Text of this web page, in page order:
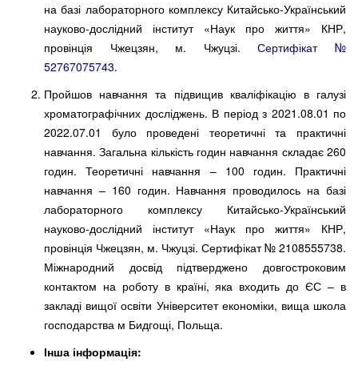
на базі лабораторного комплексу Китайсько-Український
науково-дослідний інститут «Наук про життя» КНР,
провінція Чжецзян, м. Чжуцзі.Сертифікат №
52767075743.
Пройшов навчання та підвищив кваліфікацію в галузі
хроматографічних досліджень. В період з 2021.08.01 по
2022.07.01 було проведені теоретичні та практичні
навчання. Загальна кількість годин навчання складає 260
годин. Теоретичні навчання – 100 годин. Практичні
навчання – 160 годин. Навчання проводилось на базі
лабораторного комплексу Китайсько-Український
науково-дослідний інститут «Наук про життя» КНР,
провінція Чжецзян, м. Чжуцзі. Сертифікат № 2108555738.
Міжнародний досвід підтверджено довгостроковим
контактом на роботу в країні, яка входить до ЄС – в
закладі вищої освіти Університет економіки, вища школа
господарства м Бидгощі, Польща.
Інша інформація: